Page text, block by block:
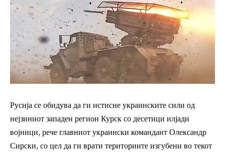
Русија се обидува да ги истисне украинските сили од
нејзиниот западен регион Курск со десетици илјади
војници, рече главниот украински командант Олександр
Сирски, со цел да ги врати териториите изгубени во текот